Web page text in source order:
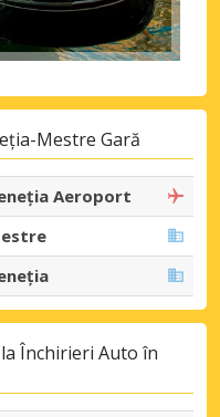
Mestre Gară
Aeroport
Închirieri Auto în